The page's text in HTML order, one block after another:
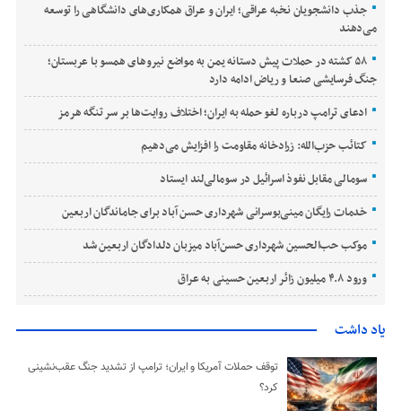
جذب دانشجویان نخبه عراقی؛ ایران و عراق همکاری‌های دانشگاهی را توسعه
می‌دهند
۵۸ کشته در حملات پیش دستانه یمن به مواضع نیروهای همسو با عربستان؛
جنگ فرسایشی صنعا و ریاض ادامه دارد
ادعای ترامپ درباره لغو حمله به ایران؛ اختلاف روایت‌ها بر سر تنگه هرمز
کتائب حزب‌الله: زرادخانه مقاومت را افزایش می‌دهیم
سومالی مقابل نفوذ اسرائیل در سومالی‌لند ایستاد
خدمات رایگان مینی‌بوسرانی شهرداری حسن‌ آباد برای جاماندگان اربعین
موکب حب‌الحسین شهرداری حسن‌آباد میزبان دلدادگان اربعین شد
ورود ۴.۸ میلیون زائر اربعین حسینی به عراق
یاد داشت
توقف حملات آمریکا و ایران؛ ترامپ از تشدید جنگ عقب‌نشینی
کرد؟